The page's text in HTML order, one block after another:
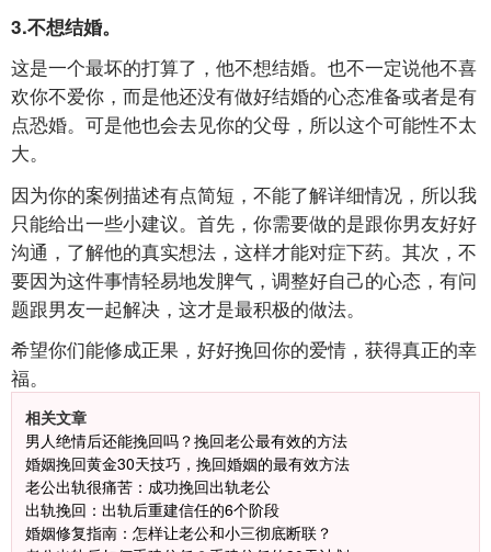
3.不想结婚。
这是一个最坏的打算了，他不想结婚。也不一定说他不喜
欢你不爱你，而是他还没有做好结婚的心态准备或者是有
点恐婚。可是他也会去见你的父母，所以这个可能性不太
大。
因为你的案例描述有点简短，不能了解详细情况，所以我
只能给出一些小建议。首先，你需要做的是跟你男友好好
沟通，了解他的真实想法，这样才能对症下药。其次，不
要因为这件事情轻易地发脾气，调整好自己的心态，有问
题跟男友一起解决，这才是最积极的做法。
希望你们能修成正果，好好挽回你的爱情，获得真正的幸
福。
相关文章
男人绝情后还能挽回吗？挽回老公最有效的方法
婚姻挽回黄金30天技巧，挽回婚姻的最有效方法
老公出轨很痛苦：成功挽回出轨老公
出轨挽回：出轨后重建信任的6个阶段
婚姻修复指南：怎样让老公和小三彻底断联？